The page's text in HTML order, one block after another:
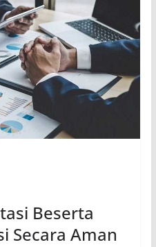
Beserta
Secara Aman